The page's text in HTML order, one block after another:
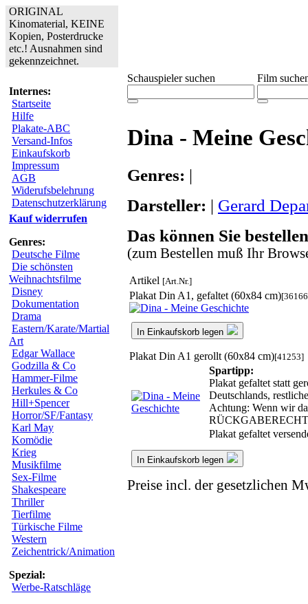
ORIGINAL
Kinomaterial, KEINE
Kopien, Posterdrucke
etc.! Ausnahmen sind
gekennzeichnet.
Internes:
Startseite
Hilfe
Plakate-ABC
Versand-Infos
Einkaufskorb
Impressum
AGB
Widerufsbelehrung
Datenschutzerklärung
Kauf widerrufen
Genres:
Deutsche Filme
Die schönsten
Weihnachtsfilme
Disney
Dokumentation
Drama
Eastern/Karate/Martial
Art
Edgar Wallace
Godzilla & Co
Hammer-Filme
Herkules & Co
Hill+Spencer
Horror/SF/Fantasy
Karl May
Komödie
Krieg
Musikfilme
Sex-Filme
Shakespeare
Thriller
Tierfilme
Türkische Filme
Western
Zeichentrick/Animation
Spezial:
Werbe-Ratschläge
Schauspieler suchen Film
Dina - Meine
Genres: |
Darsteller: | Gerard
Das können Sie
(zum Bestellen muß Ihr
Artikel [Art.Nr.]
Plakat Din A1, gefaltet (60x84 cm)
In Einkaufskorb legen
Plakat Din A1 gerollt (60x84 cm)[41253]
Spartipp:
Plakat gefaltet statt
Deutschlands,
Achtung: Wenn wir
Plakat gefaltet
In Einkaufskorb legen
Preise incl. der gesetzlichen